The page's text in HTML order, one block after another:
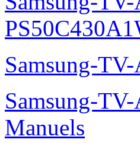
Samsung-
Samsung-
Manuels